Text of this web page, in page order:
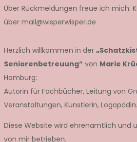
Über Rückmeldungen freue ich mich:
über mail@wisperwisper.de
Herzlich willkommen in der
Seniorenbetreuung“ von Marie
Hamburg:
Autorin für Fachbücher, Leitung von
Veranstaltungen, Künstlerin, Logopädin.
Diese Website wird ehrenamtlich und
von mir betrieben.